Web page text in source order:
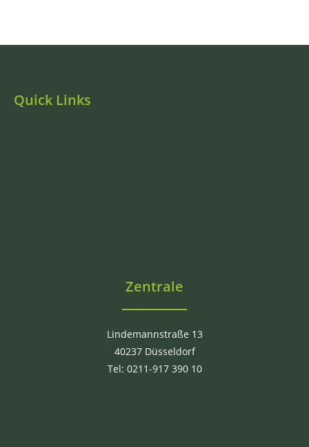
Quick Links
Zentrale
Lindemannstraße 13
40237 Düsseldorf
Tel: 0211-917 390 10